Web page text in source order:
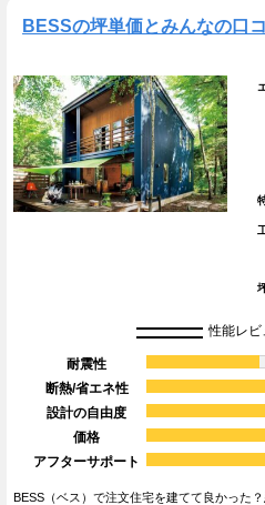
BESSの坪単価とみんなの口
性能レビ
耐震性
断熱/省エネ性
設計の自由度
価格
アフターサポート
BESS（ベス）で注文住宅を建てて良かった